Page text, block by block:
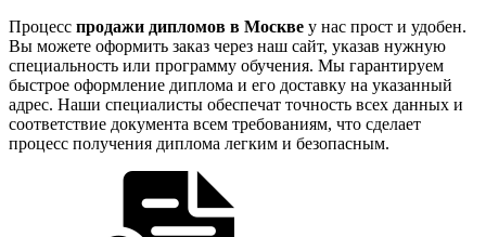
Процесс продажи дипломов в Москве у нас прост и удобен.
Вы можете оформить заказ через наш сайт, указав нужную
специальность или программу обучения. Мы гарантируем
быстрое оформление диплома и его доставку на указанный
адрес. Наши специалисты обеспечат точность всех данных и
соответствие документа всем требованиям, что сделает
процесс получения диплома легким и безопасным.